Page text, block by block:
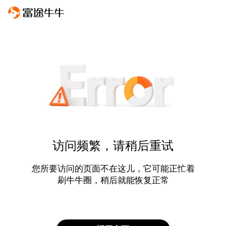
访问频繁，请稍后重试
您所要访问的页面不在这儿，它可能正忙着
刷牛牛圈，稍后就能恢复正常